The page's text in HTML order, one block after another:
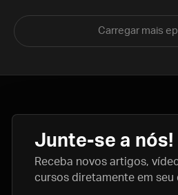
Carregar mais
Junte-se a nós!
Receba novos artigos,
cursos diretamente em seu